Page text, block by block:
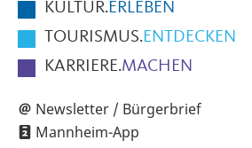
KULTUR.ERLEBEN
TOURISMUS.ENTDECKEN
KARRIERE.MACHEN
Newsletter / Bürgerbrief
Mannheim-App